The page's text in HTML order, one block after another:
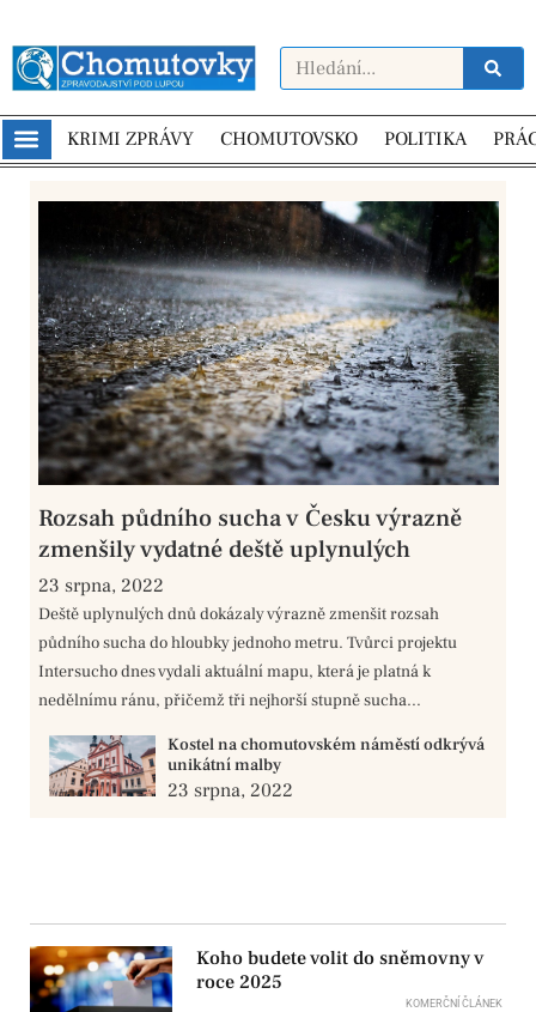
KRIMI ZPRÁVY CHOMUTOVSKO POLITIKA
Rozsah půdního sucha v Česku výrazně
zmenšily vydatné deště uplynulých
23 srpna, 2022
Deště uplynulých dnů dokázaly výrazně zmenšit rozsah
půdního sucha do hloubky jednoho metru. Tvůrci projektu
Intersucho dnes vydali aktuální mapu, která je platná k
nedělnímu ránu, přičemž tři nejhorší stupně sucha...
Kostel na chomutovském náměstí odkrývá
unikátní malby
23 srpna, 2022
Koho budete volit do sněmovny v
roce 2025
KOMERČNÍ ČLÁNEK